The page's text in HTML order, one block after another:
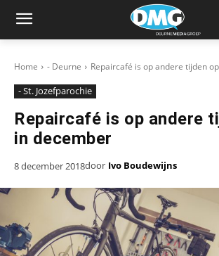
Home - Deurne Repaircafé is op andere tijden
- St. Jozefparochie
Repaircafé is op andere
in december
8 december 2018door Ivo Boudewijns